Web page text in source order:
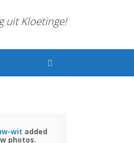
uit Kloetinge!
wit added
photos.